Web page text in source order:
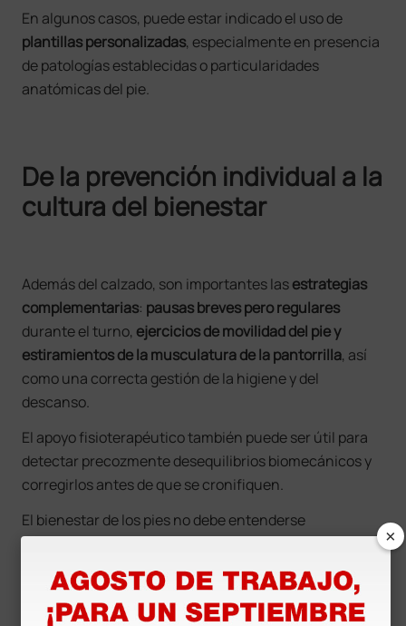
En algunos casos, puede estar indicado el uso de
plantillas personalizadas, especialmente en presencia
de patologías establecidas o particularidades
anatómicas del pie.
De la prevención individual a la
cultura del bienestar
Además del calzado, son importantes lasestrategias
complementarias: pausas breves pero regulares
durante el turno, ejercicios de movilidad del pie y
estiramientos de la musculatura de la pantorrilla, así
como una correcta gestión de la higiene y del
descanso.
El apoyo fisioterapéutico también puede ser útil para
detectar precozmente desequilibrios biomecánicos y
corregirlos antes de que se cronifiquen.
El bienestar de los pies no debe entenderse
únicamente como una responsabilidad individual, sino
tambiénorganizativa. Las instituciones sanitarias
pueden desempeñar un papel activo promoviendo una
cultura de prevención y ergonomía.
×